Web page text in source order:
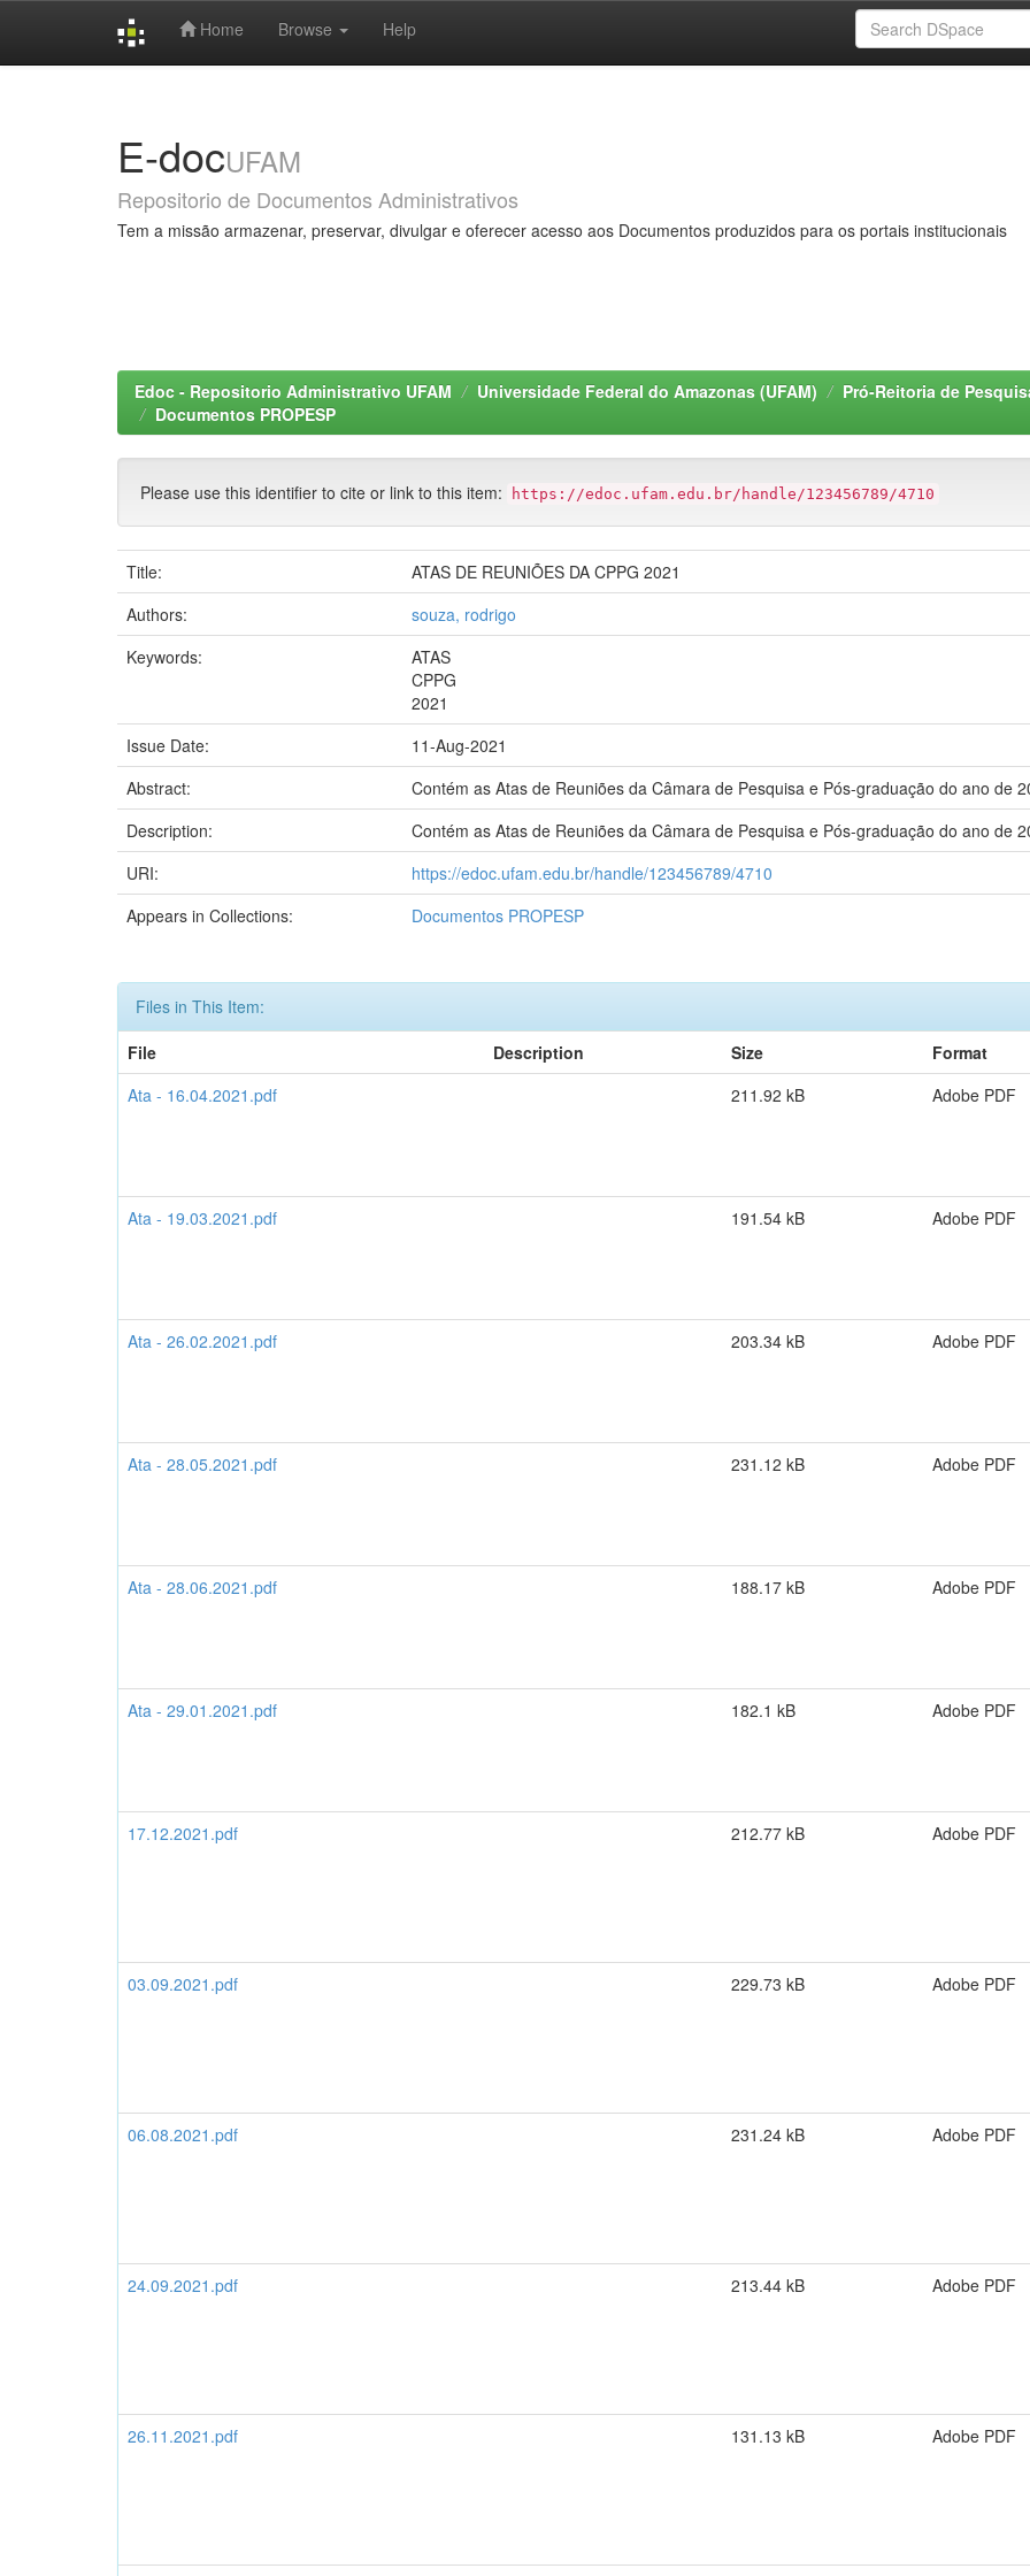
Home Browse Help
E-docUFAM
Repositorio de Documentos Administrativos
Tem a missão armazenar, preservar, divulgar e oferecer acesso aos Documentos produzidos para os portais institucionais
Edoc - Repositorio Administrativo UFAM Universidade Federal do Amazonas (UFAM)
Pró-Reitoria de
Documentos PROPESP
Please use this identifier to cite or link to this item: https://edoc.ufam.edu.br/handle/123456789/4710
Title:
ATAS DE REUNIÕES DA CPPG 2021
Authors:
souza, rodrigo
Keywords:
ATAS
CPPG
2021
Issue Date:
11-Aug-2021
Abstract:
Contém as Atas de Reuniões da Câmara de Pesquisa e Pós-graduação do ano de
Description:
Contém as Atas de Reuniões da Câmara de Pesquisa e Pós-graduação do ano de
URI:
https://edoc.ufam.edu.br/handle/123456789/4710
Appears in Collections:
Documentos PROPESP
Files in This Item:
File
Description Size
Format
Ata - 16.04.2021.pdf
211.92 kB Adobe PDF
Ata - 19.03.2021.pdf 191.54 kB Adobe PDF
Ata - 26.02.2021.pdf 203.34 kB Adobe PDF
Ata - 28.05.2021.pdf 231.12 kB Adobe PDF
Ata - 28.06.2021.pdf 188.17 kB Adobe PDF
Ata - 29.01.2021.pdf 182.1 kB Adobe PDF
17.12.2021.pdf 212.77 kB Adobe PDF
03.09.2021.pdf 229.73 kB Adobe PDF
06.08.2021.pdf 231.24 kB Adobe PDF
24.09.2021.pdf 213.44 kB Adobe PDF
26.11.2021.pdf 131.13 kB Adobe PDF